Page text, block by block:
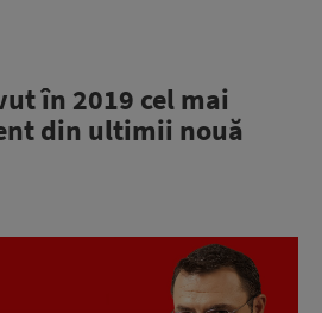
în 2019 cel mai
din ultimii nouă